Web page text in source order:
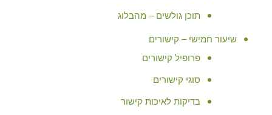
תוכן גולשים – מהבלוג
שיעור חמישי – קישורים
פרופיל קישורים
סוגי קישורים
בדיקות לאיכות קישור